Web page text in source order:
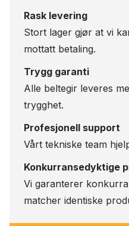
Rask levering
Stort lager gjør at vi
mottatt betaling.
Trygg garanti
Alle beltegir leveres
trygghet.
Profesjonell support
Vårt tekniske team
Konkurransedyktige
Vi garanterer
matcher identiske